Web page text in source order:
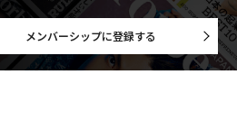
メンバーシップに登録する